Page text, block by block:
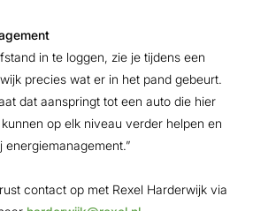
in te loggen, zie je tijdens een
precies wat er in het pand gebeurt.
dat aanspringt tot een auto die hier
op elk niveau verder helpen en
contact op met Rexel Harderwijk via